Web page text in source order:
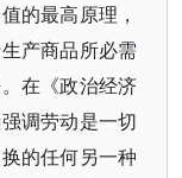
的最高原理，
产商品所必需
在《政治经济
调劳动是一切
的任何另一种